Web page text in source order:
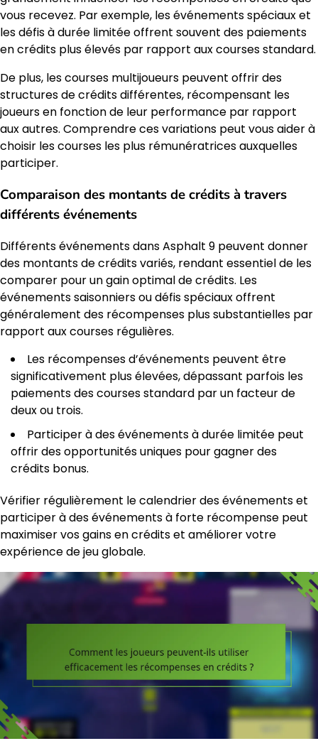
vous recevez. Par exemple, les événements spéciaux et
les défis à durée limitée offrent souvent des paiements
en crédits plus élevés par rapport aux courses standard.
De plus, les courses multijoueurs peuvent offrir des
structures de crédits différentes, récompensant les
joueurs en fonction de leur performance par rapport
aux autres. Comprendre ces variations peut vous aider à
choisir les courses les plus rémunératrices auxquelles
participer.
Comparaison des montants de crédits à travers
différents événements
Différents événements dans Asphalt 9 peuvent donner
des montants de crédits variés, rendant essentiel de les
comparer pour un gain optimal de crédits. Les
événements saisonniers ou défis spéciaux offrent
généralement des récompenses plus substantielles par
rapport aux courses régulières.
Les récompenses d’événements peuvent être
significativement plus élevées, dépassant parfois les
paiements des courses standard par un facteur de
deux ou trois.
Participer à des événements à durée limitée peut
offrir des opportunités uniques pour gagner des
crédits bonus.
Vérifier régulièrement le calendrier des événements et
participer à des événements à forte récompense peut
maximiser vos gains en crédits et améliorer votre
expérience de jeu globale.